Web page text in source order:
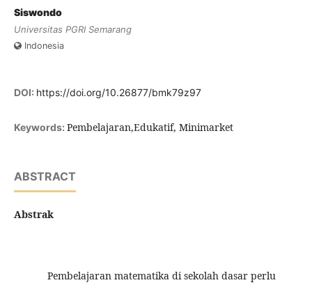
Siswondo
Universitas PGRI Semarang
Indonesia
DOI: https://doi.org/10.26877/bmk79z97
Keywords: Pembelajaran,Edukatif, Minimarket
ABSTRACT
Abstrak
Pembelajaran matematika di sekolah dasar perlu